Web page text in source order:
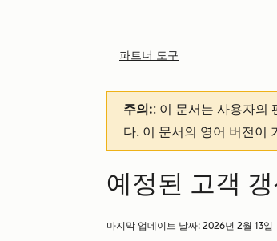
파트너 도구
주의:: 이 문서는 사용자의
다. 이 문서의 영어 버전이
예정된 고객
마지막 업데이트 날짜: 2026년 2월 13일